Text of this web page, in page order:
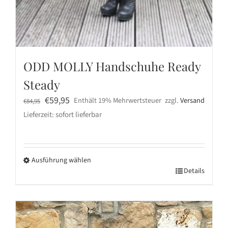
ODD MOLLY Handschuhe Ready
Steady
€84,95 Ursprünglicher
Preis
€84,95
€59,95 Aktueller
Preis
€59,95.
Enthält 19% Mehrwertsteuer zzgl.Versand
Lieferzeit: sofort lieferbar
Ausführung wählen
weist
mehrere
Details